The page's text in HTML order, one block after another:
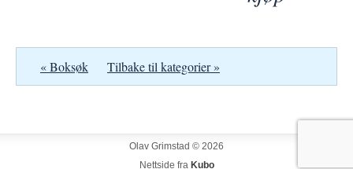
« Boksøk Tilbake til kategorier »
Olav Grimstad © 2026
Nettside fra Kubo